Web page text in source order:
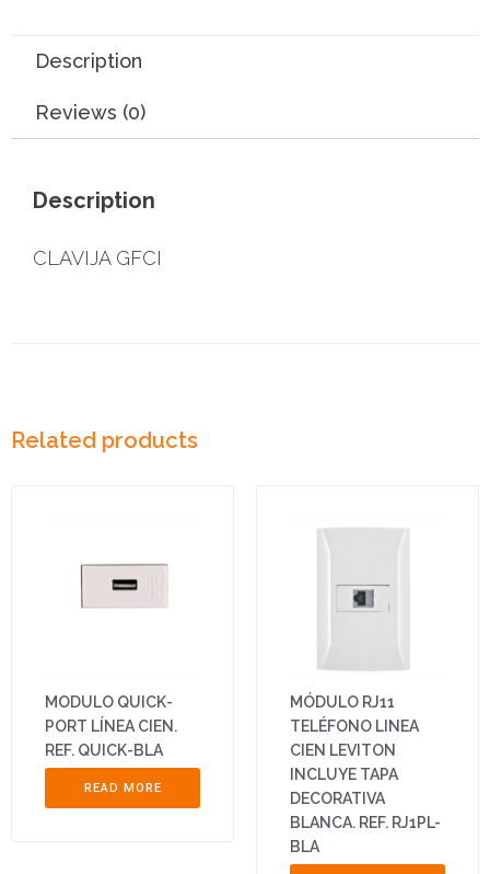
Description
Reviews (0)
Description
CLAVIJA GFCI
Related products
MODULO QUICK-
PORT LÍNEA CIEN.
REF. QUICK-BLA
READ MORE
MÓDULO RJ11
TELÉFONO LINEA
CIEN LEVITON
INCLUYE TAPA
DECORATIVA
BLANCA. REF. RJ1PL-
BLA